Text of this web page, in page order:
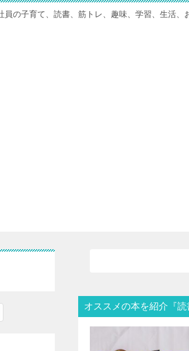
員の子育て、読書、筋トレ、趣味、学習、生活、
オススメの本を紹介『読